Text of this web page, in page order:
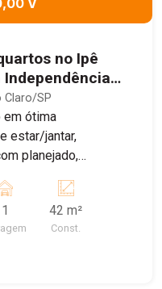
V
no Ipê
Independência,
Claro/SP
em ótima
estar/jantar,
planejado,
Apartamento
1 42 m²
Const.